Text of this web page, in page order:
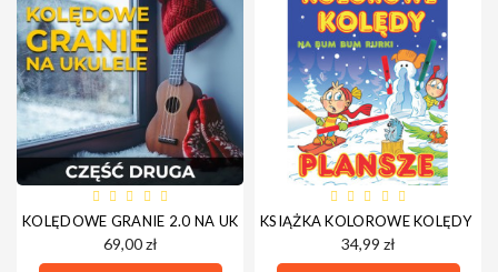
KOLĘDOWE GRANIE 2.0 NA UKULELE WERSJA CYFROWA - NOWA
69,00 zł
KSIĄŻKA KOLOROWE KOLĘDY -
34,99 zł